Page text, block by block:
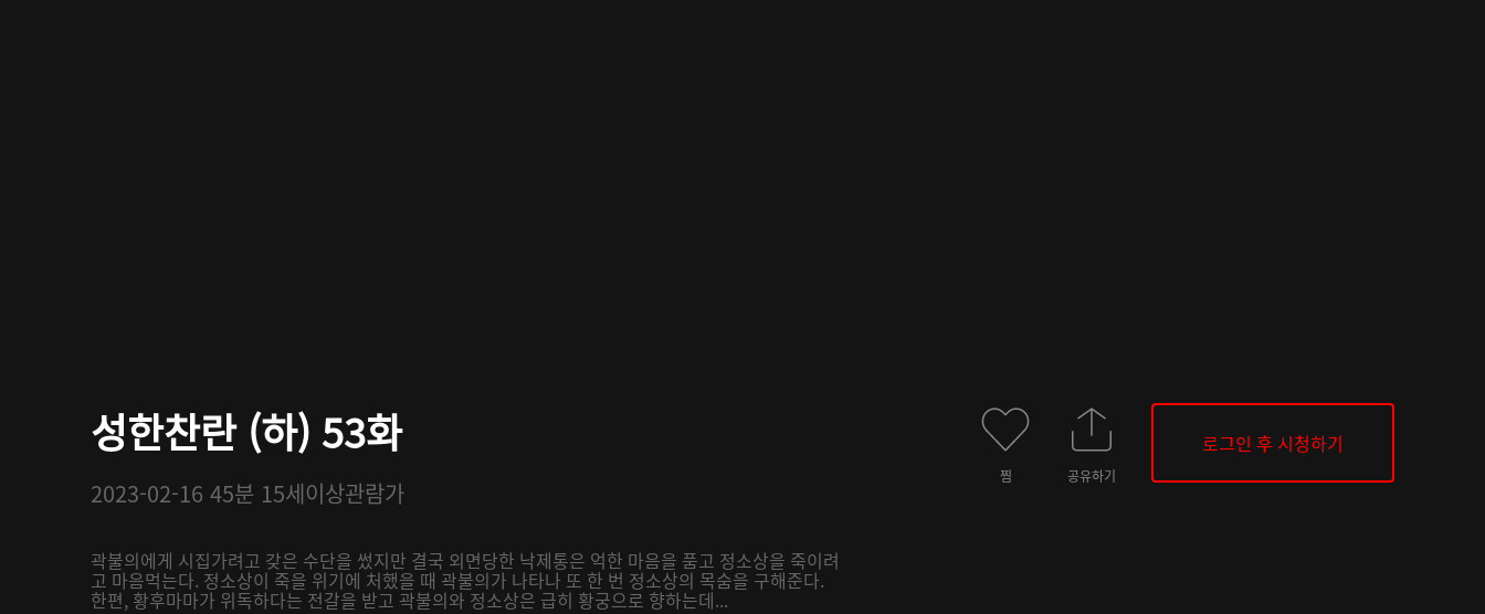
성한찬란 (하) 53화
2023-02-16 45분 15세이상관람가
곽불의에게 시집가려고 갖은 수단을 썼지만 결국 외면당한 낙제통은 억한 마음을 품고 정소상을 죽이려
고 마음먹는다. 정소상이 죽을 위기에 처했을 때 곽불의가 나타나 또 한 번 정소상의 목숨을 구해준다.
한편, 황후마마가 위독하다는 전갈을 받고 곽불의와 정소상은 급히 황궁으로 향하는데...
찜 공유하기
로그인 후 시청하기